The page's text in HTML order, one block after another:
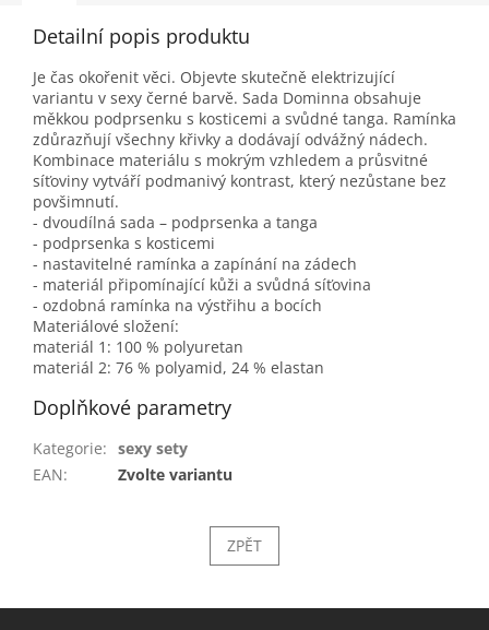
Detailní popis produktu
Je čas okořenit věci. Objevte skutečně elektrizující
variantu v sexy černé barvě. Sada Dominna obsahuje
měkkou podprsenku s kosticemi a svůdné tanga. Ramínka
zdůrazňují všechny křivky a dodávají odvážný nádech.
Kombinace materiálu s mokrým vzhledem a průsvitné
síťoviny vytváří podmanivý kontrast, který nezůstane bez
povšimnutí.
- dvoudílná sada – podprsenka a tanga
- podprsenka s kosticemi
- nastavitelné ramínka a zapínání na zádech
- materiál připomínající kůži a svůdná síťovina
- ozdobná ramínka na výstřihu a bocích
Materiálové složení:
materiál 1: 100 % polyuretan
materiál 2: 76 % polyamid, 24 % elastan
Doplňkové parametry
Kategorie: sexy sety
EAN: Zvolte variantu
ZPĚT